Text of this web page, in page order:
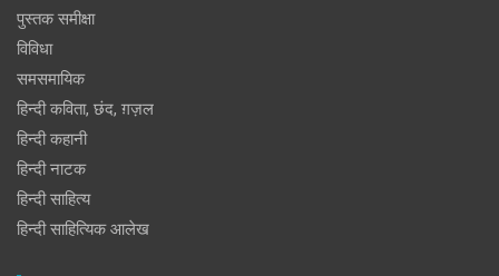
पुस्‍तक समीक्षा
विविधा
समसमायिक
हिन्दी कविता, छंद, ग़ज़ल
हिन्दी कहानी
हिन्‍दी नाटक
हिन्दी साहित्य
हिन्दी साहित्यिक आलेख